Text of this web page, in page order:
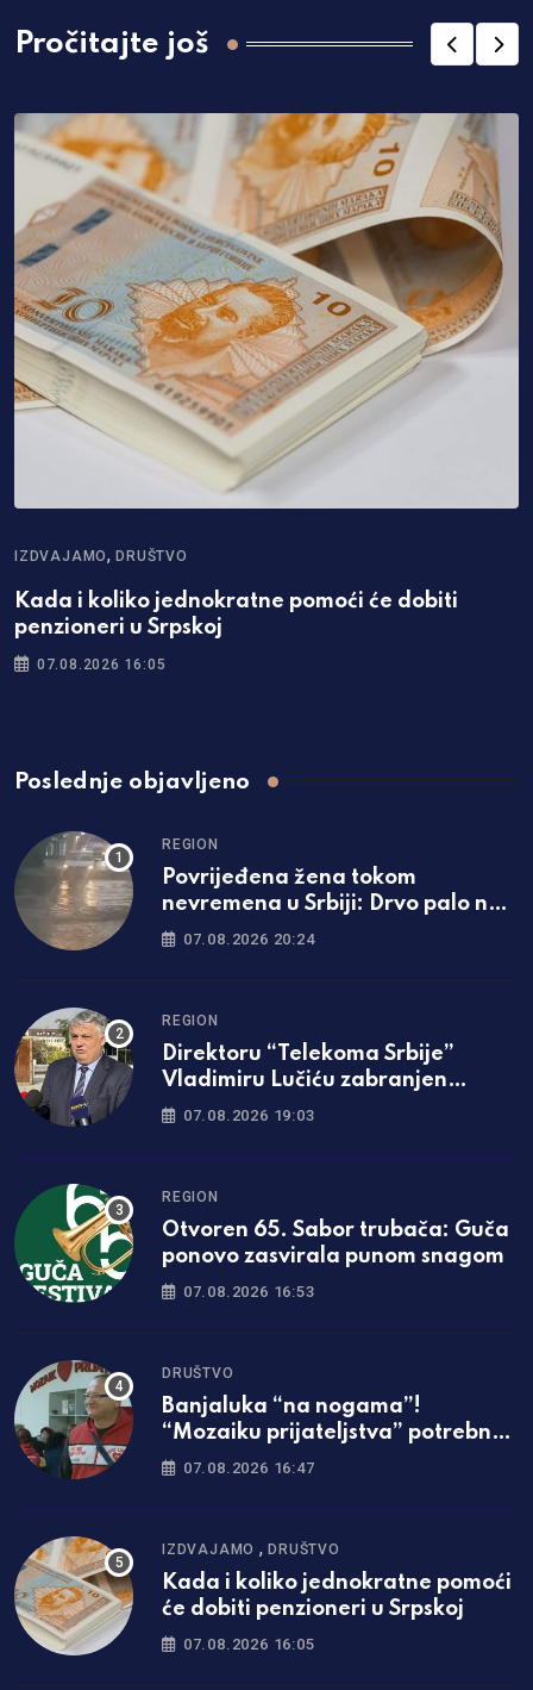
Pročitajte još
IZDVAJAMO,DRUŠTVO
Kada i koliko jednokratne pomoći će dobiti
penzioneri u Srpskoj
07.08.2026 16:05
Poslednje objavljeno
REGION
Povrijeđena žena tokom
nevremena u Srbiji: Drvo palo na
nju, hitno prevezena u bolnicu
07.08.2026 20:24
REGION
Direktoru “Telekoma Srbije”
Vladimiru Lučiću zabranjen
ulazak na Kosmet
07.08.2026 19:03
REGION
Otvoren 65. Sabor trubača: Guča
ponovo zasvirala punom snagom
07.08.2026 16:53
DRUŠTVO
Banjaluka “na nogama”!
“Mozaiku prijateljstva” potrebna
parcela za gradnju javne kuhinje
07.08.2026 16:47
IZDVAJAMO ,DRUŠTVO
Kada i koliko jednokratne pomoći
će dobiti penzioneri u Srpskoj
07.08.2026 16:05